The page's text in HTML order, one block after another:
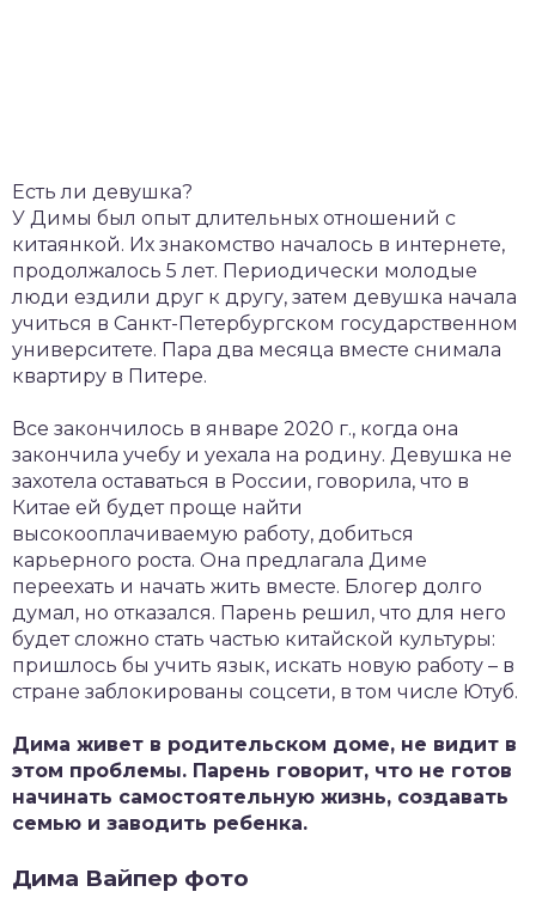
Есть ли девушка?
У Димы был опыт длительных отношений с
китаянкой. Их знакомство началось в интернете,
продолжалось 5 лет. Периодически молодые
люди ездили друг к другу, затем девушка начала
учиться в Санкт-Петербургском государственном
университете. Пара два месяца вместе снимала
квартиру в Питере.
Все закончилось в январе 2020 г., когда она
закончила учебу и уехала на родину. Девушка не
захотела оставаться в России, говорила, что в
Китае ей будет проще найти
высокооплачиваемую работу, добиться
карьерного роста. Она предлагала Диме
переехать и начать жить вместе. Блогер долго
думал, но отказался. Парень решил, что для него
будет сложно стать частью китайской культуры:
пришлось бы учить язык, искать новую работу – в
стране заблокированы соцсети, в том числе Ютуб.
Дима живет в родительском доме, не видит в
этом проблемы. Парень говорит, что не готов
начинать самостоятельную жизнь, создавать
семью и заводить ребенка.
Дима Вайпер фото